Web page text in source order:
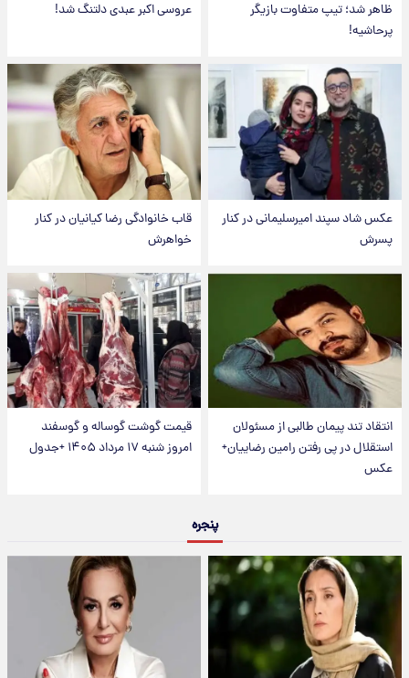
ظاهر شد؛ تیپ متفاوت بازیگر
پرحاشیه!
عروسی اکبر عبدی دلتنگ شد!
عکس شاد سپند امیرسلیمانی در کنار
پسرش
قاب خانوادگی رضا کیانیان در کنار
خواهرش
انتقاد تند پیمان طالبی از مسئولان
استقلال در پی رفتن رامین رضاییان+
عکس
قیمت گوشت گوساله و گوسفند
امروز شنبه ۱۷ مرداد ۱۴۰۵ +جدول
پنجره